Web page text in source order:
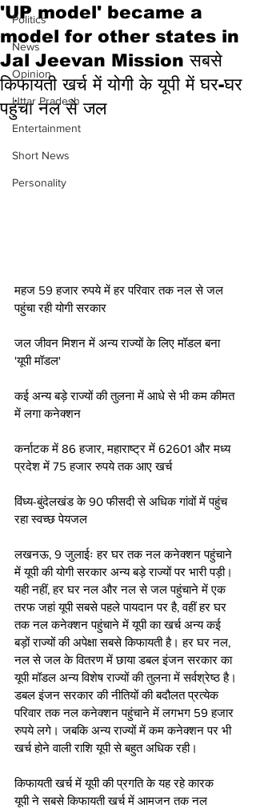
Politics
News
Opinion
Uttar Pradesh
Entertainment
Short News
Personality
'UP model' became a
model for other states in
Jal Jeevan Mission सबसे
किफायती खर्च में योगी के यूपी में घर-घर
पहुंचा नल से जल
महज 59 हजार रुपये में हर परिवार तक नल से जल
पहुंचा रही योगी सरकार
जल जीवन मिशन में अन्य राज्यों के लिए मॉडल बना
'यूपी मॉडल'
कई अन्य बड़े राज्यों की तुलना में आधे से भी कम कीमत
में लगा कनेक्शन
कर्नाटक में 86 हजार, महाराष्ट्र में 62601 और मध्य
प्रदेश में 75 हजार रुपये तक आए खर्च
विंध्य-बुंदेलखंड के 90 फीसदी से अधिक गांवों में पहुंच
रहा स्वच्छ पेयजल
लखनऊ, 9 जुलाईः हर घर तक नल कनेक्शन पहुंचाने
में यूपी की योगी सरकार अन्य बड़े राज्यों पर भारी पड़ी।
यही नहीं, हर घर नल और नल से जल पहुंचाने में एक
तरफ जहां यूपी सबसे पहले पायदान पर है, वहीं हर घर
तक नल कनेक्शन पहुंचाने में यूपी का खर्च अन्य कई
बड़ों राज्यों की अपेक्षा सबसे किफायती है। हर घर नल,
नल से जल के वितरण में छाया डबल इंजन सरकार का
यूपी मॉडल अन्य विशेष राज्यों की तुलना में सर्वश्रेष्ठ है।
डबल इंजन सरकार की नीतियों की बदौलत प्रत्येक
परिवार तक नल कनेक्शन पहुंचाने में लगभग 59 हजार
रुपये लगे। जबकि अन्य राज्यों में कम कनेक्शन पर भी
खर्च होने वाली राशि यूपी से बहुत अधिक रही।
किफायती खर्च में यूपी की प्रगति के यह रहे कारक
यूपी ने सबसे किफायती खर्च में आमजन तक नल